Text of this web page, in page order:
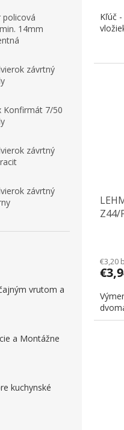
policová
14mm
závrtný
Konfirmát 7/50
závrtný
závrtný
vrutom a
a Montážne
kuchynské
Kľúč
Z44/
€3,20